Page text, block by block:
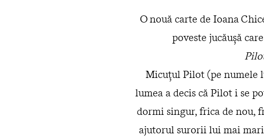
O nouă carte de Ioana
poveste jucăușă
Micuțul Pilot (pe numele
lumea a decis că Pilot i se
dormi singur, frica de nou,
ajutorul surorii lui mai